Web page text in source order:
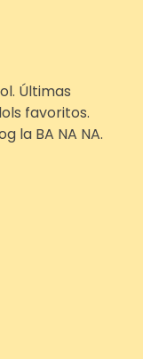
Últimas
favoritos.
la BA NA NA.